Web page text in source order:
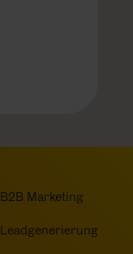
B2B Marketing
Leadgenerierung